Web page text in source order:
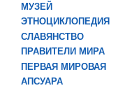
МУЗЕЙ
ЭТНОЦИКЛОПЕДИЯ
СЛАВЯНСТВО
ПРАВИТЕЛИ МИРА
ПЕРВАЯ МИРОВАЯ
АПСУАРА